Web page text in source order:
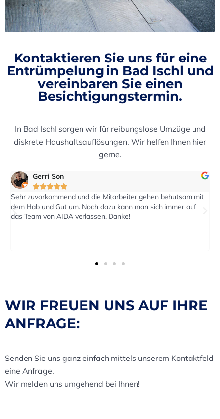
Kontaktieren Sie uns für eine
Entrümpelungin Bad Ischl und
vereinbaren Sie einen
Besichtigungstermin.
In Bad Ischl sorgen wir für reibungslose Umzüge und
diskrete Haushaltsauflösungen. Wir helfen Ihnen hier
gerne.
eric2016

Auf eine Anfrage nach einen Kostenvoranschlag wurde rasch
reagiert. Der Transport wurde pünktlich zum vereinbarten
Termin durchgeführt.
WIR FREUEN UNS AUF IHRE
ANFRAGE:
Senden Sie uns ganz einfach mittels unserem Kontaktfeld
eine Anfrage.
Wir melden uns umgehend bei Ihnen!